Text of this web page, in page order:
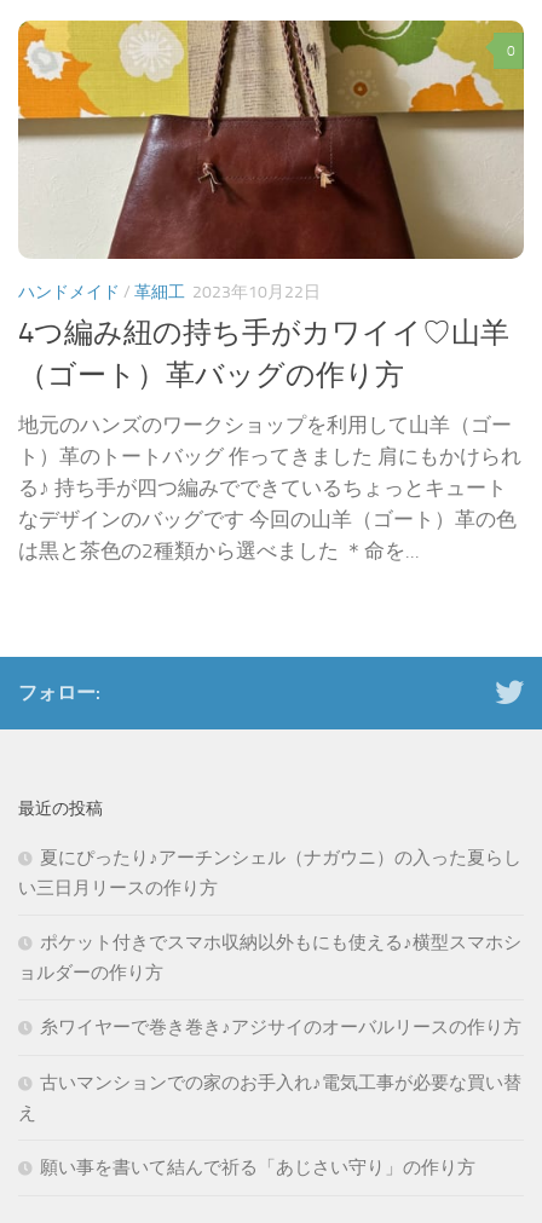
0
ハンドメイド / 革細工 2023年10月22日
4つ編み紐の持ち手がカワイイ♡山羊
（ゴート）革バッグの作り方
地元のハンズのワークショップを利用して山羊（ゴー
ト）革のトートバッグ 作ってきました 肩にもかけられ
る♪ 持ち手が四つ編みでできているちょっとキュート
なデザインのバッグです 今回の山羊（ゴート）革の色
は黒と茶色の2種類から選べました ＊命を...
フォロー:
最近の投稿
夏にぴったり♪アーチンシェル（ナガウニ）の入った夏らし
い三日月リースの作り方
ポケット付きでスマホ収納以外もにも使える♪横型スマホシ
ョルダーの作り方
糸ワイヤーで巻き巻き♪アジサイのオーバルリースの作り方
古いマンションでの家のお手入れ♪電気工事が必要な買い替
え
願い事を書いて結んで祈る「あじさい守り」の作り方